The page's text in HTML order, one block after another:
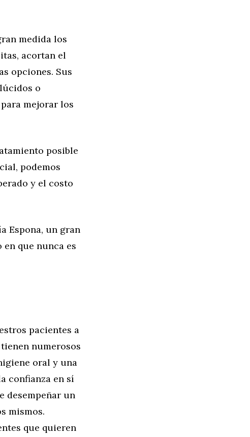
medida los
acortan el
opciones. Sus
o
mejorar los
posible
podemos
y el costo
Espona, un gran
que nunca es
pacientes a
numerosos
oral y una
confianza en sí
desempeñar un
mismos.
que quieren